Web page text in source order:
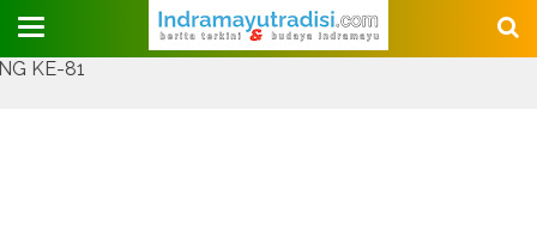
Judul Website